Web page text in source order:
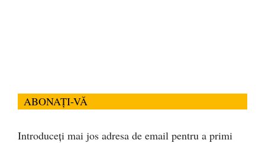
ABONAȚI-VĂ
Introduceți mai jos adresa de email pentru a primi